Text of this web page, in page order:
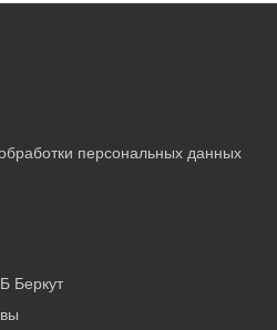
персональных данных
Беркут